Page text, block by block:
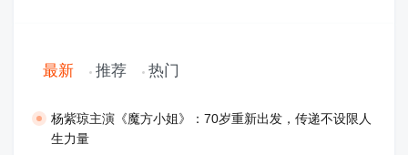
最新 推荐 热门
​杨紫琼主演《魔方小姐》：70岁重新出发，传递不设限人
生力量